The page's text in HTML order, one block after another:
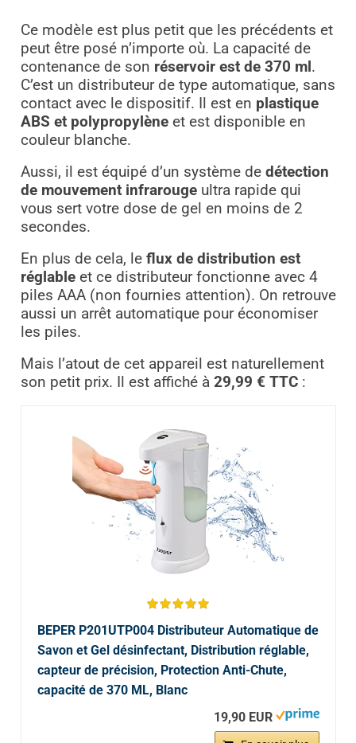
Ce modèle est plus petit que les précédents et
peut être posé n’importe où. La capacité de
contenance de son réservoir est de 370 ml .
C’est un distributeur de type automatique, sans
contact avec le dispositif. Il est en plastique
ABS et polypropylèneet est disponible en
couleur blanche.
Aussi, il est équipé d’un système de détection
de mouvement infrarougeultra rapide qui
vous sert votre dose de gel en moins de 2
secondes.
En plus de cela, le flux de distribution est
réglableet ce distributeur fonctionne avec 4
piles AAA (non fournies attention). On retrouve
aussi un arrêt automatique pour économiser
les piles.
Mais l’atout de cet appareil est naturellement
son petit prix. Il est affiché à 29,99 € TTC:
BEPER P201UTP004 Distributeur Automatique de
Savon et Gel désinfectant, Distribution réglable,
capteur de précision, Protection Anti-Chute,
capacité de 370 ML, Blanc
19,90 EUR